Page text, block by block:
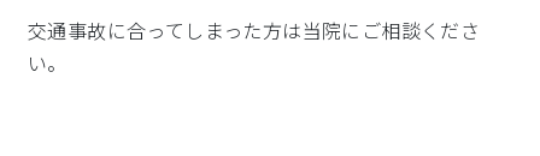
交通事故に合ってしまった方は当院にご相談くださ
い。